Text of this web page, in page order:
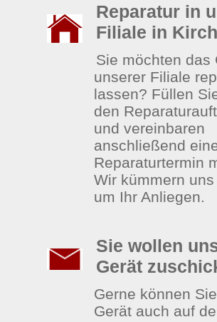
Reparatur in
Filiale in
Sie möchten das
unserer Filiale
lassen? Füllen
den
und vereinbaren
anschließend
Reparaturtermin
Wir kümmern
um Ihr Anliegen.
Sie wollen
Gerät
Gerne können
Gerät auch auf